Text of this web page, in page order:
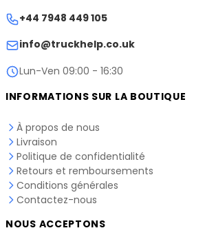
+44 7948 449 105
info@truckhelp.co.uk
Lun-Ven 09:00 - 16:30
INFORMATIONS SUR LA BOUTIQUE
À propos de nous
Livraison
Politique de confidentialité
Retours et remboursements
Conditions générales
Contactez-nous
NOUS ACCEPTONS